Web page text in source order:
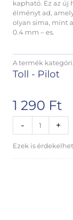
kapható. Ez az új
élményt ad,
olyan sima, mint
0.4 mm – es.
A termék
Toll - Pilot
1 290 Ft
-
Knock
radírozható
+
Ezek is